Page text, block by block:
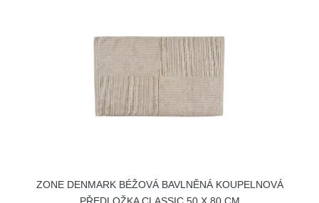
ZONE DENMARK BÉŽOVÁ BAVLNĚNÁ KOUPELNOVÁ